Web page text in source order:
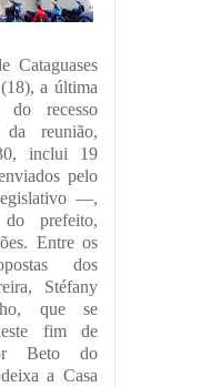
Cataguases
a última
do recesso
reunião,
inclui 19
pelo
—,
prefeito,
Entre os
dos
Stéfany
que se
fim de
Beto do
a Casa